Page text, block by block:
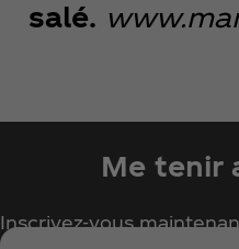
salé.
Me tenir
Inscrivez-vous